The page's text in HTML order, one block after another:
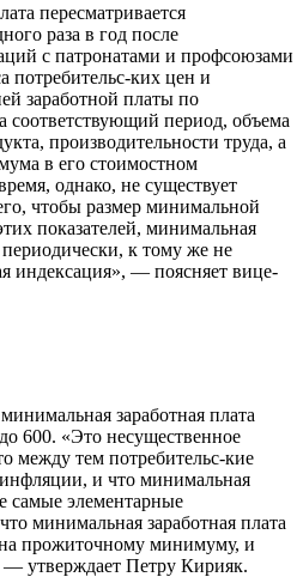
пересма­тривается
раза в год после
с патронатами и профсоюзами
потребительс-ких цен и
за­работной платы по
соответствующий период, объема
произво­дительности труда, а
в его стоимостном
однако, не существует
чтобы раз­мер минимальной
показателей, минимальная
периодически, к тому же не
индекса­ция», — поясняет вице-
заработная плата
600. «Это несущественное
между тем потребительс-кие
и что минимальная
самые элементарные
минимальная заработная плата
прожи­точному минимуму, и
— утверждает Петру Кирияк.